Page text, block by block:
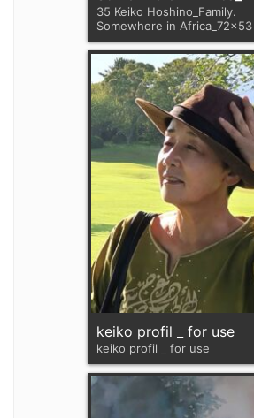
35 Keiko Hoshino_Family.
Somewhere in Africa_72x53
keiko profil _ for use
keiko profil _ for use